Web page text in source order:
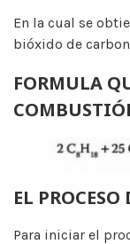
En la cual se
bióxido de
FORMULA
EL
Para iniciar el